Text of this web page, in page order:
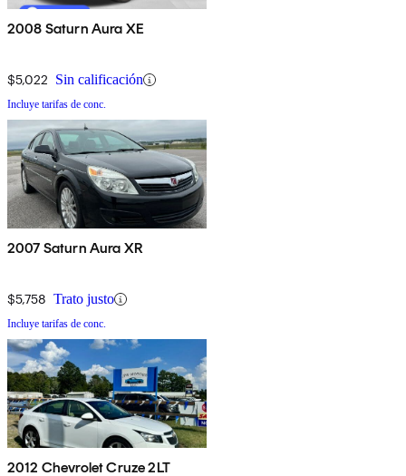
2008 Saturn Aura XE
$5,022 Sin calificación
Incluye tarifas de conc.
2007 Saturn Aura XR
$5,758 Trato justo
Incluye tarifas de conc.
2012 Chevrolet Cruze 2LT